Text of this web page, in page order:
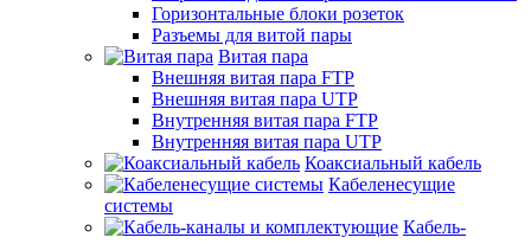
Горизонтальные блоки розеток
Разъемы для витой пары
Витая пара
Внешняя витая пара FTP
Внешняя витая пара UTP
Внутренняя витая пара FTP
Внутренняя витая пара UTP
Коаксиальный кабель
Кабеленесущие
системы
Кабель-